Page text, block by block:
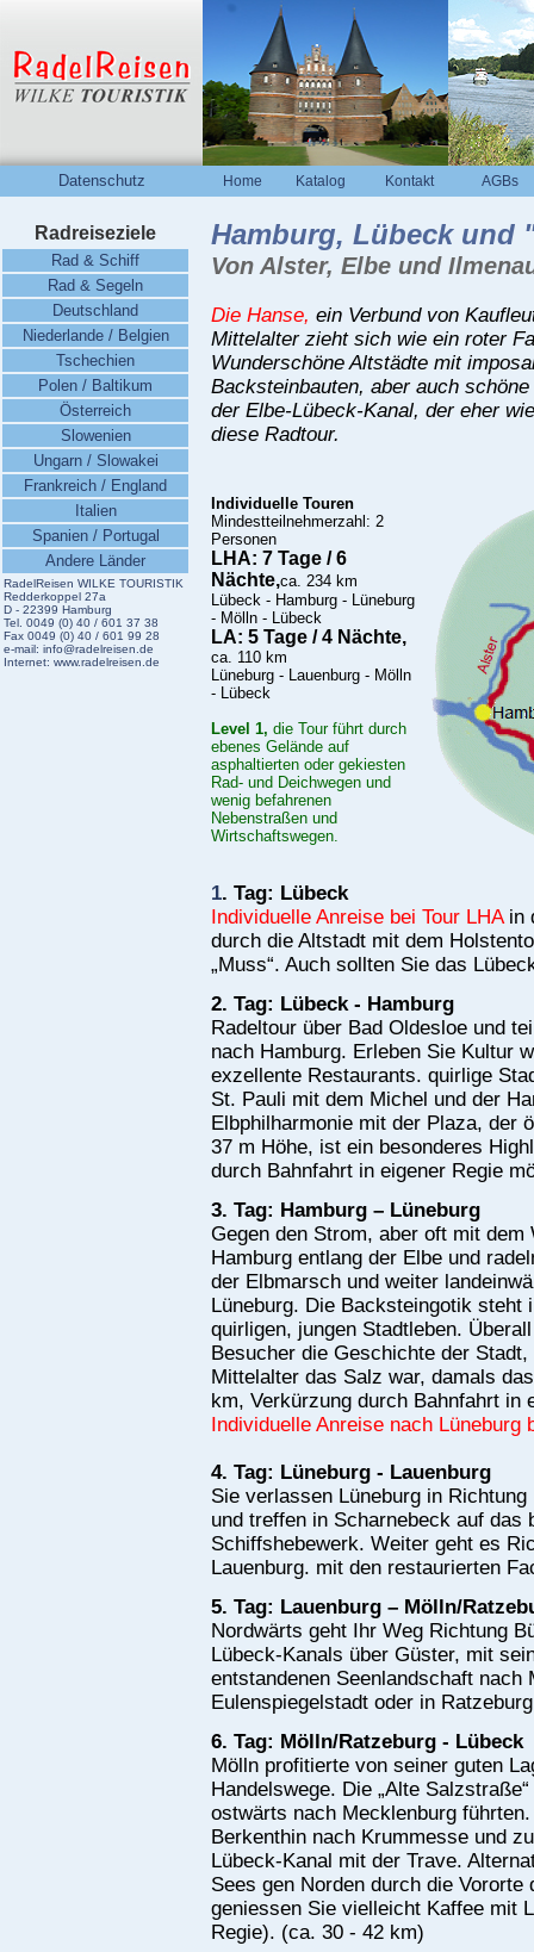
Datenschutz Home Katalog Kontakt AGBs
Radreiseziele
Rad & Schiff
Rad & Segeln
Deutschland
Niederlande / Belgien
Tschechien
Polen / Baltikum
Österreich
Slowenien
Ungarn / Slowakei
Frankreich / England
Italien
Spanien / Portugal
Andere Länder
RadelReisen WILKE TOURISTIK
Redderkoppel 27a
D - 22399 Hamburg
Tel. 0049 (0) 40 / 601 37 38
Fax 0049 (0) 40 / 601 99 28
e-mail: info@radelreisen.de
Internet: www.radelreisen.de
Hamburg, Lübeck und
Von Alster, Elbe und
Die Hanse, ein Verbund von
Mittelalter zieht sich wie ein roter
Wunderschöne Altstädte mit
Backsteinbauten, aber auch
der Elbe-Lübeck-Kanal, der eher
diese Radtour.
Individuelle Touren
Mindestteilnehmerzahl: 2
Personen
LHA: 7 Tage / 6
Nächte,ca. 234 km
Lübeck - Hamburg - Lüneburg
- Mölln - Lübeck
LA: 5 Tage / 4 Nächte,
ca. 110 km
Lüneburg - Lauenburg - Mölln
- Lübeck
Level 1, die Tour führt durch
ebenes Gelände auf
asphaltierten oder gekiesten
Rad- und Deichwegen und
wenig befahrenen
Nebenstraßen und
Wirtschaftswegen.
1. Tag: Lübeck
Individuelle Anreise bei Tour LHAin
durch die Altstadt mit dem
„Muss“. Auch sollten Sie das
2. Tag: Lübeck - Hamburg
Radeltour über Bad Oldesloe und
nach Hamburg. Erleben Sie Kultur
exzellente Restaurants. quirlige
St. Pauli mit dem Michel und der
Elbphilharmonie mit der Plaza, der
37 m Höhe, ist ein besonderes
durch Bahnfahrt in eigener Regie
3. Tag: Hamburg – Lüneburg
Gegen den Strom, aber oft mit
Hamburg entlang der Elbe und
der Elbmarsch und weiter
Lüneburg. Die Backsteingotik steht
quirligen, jungen Stadtleben.
Besucher die Geschichte der
Mittelalter das Salz war, damals
km, Verkürzung durch Bahnfahrt in
Individuelle Anreise nach Lüneburg
4. Tag: Lüneburg - Lauenburg
Sie verlassen Lüneburg in
und treffen in Scharnebeck auf das
Schiffshebewerk. Weiter geht es
Lauenburg. mit den restaurierten
5. Tag: Lauenburg – Mölln/
Nordwärts geht Ihr Weg Richtung
Lübeck-Kanals über Güster, mit
entstandenen Seenlandschaft nach
Eulenspiegelstadt oder in
6. Tag: Mölln/Ratzeburg - Lübeck
Mölln profitierte von seiner guten
Handelswege. Die „Alte
ostwärts nach Mecklenburg
Berkenthin nach Krummesse und
Lübeck-Kanal mit der Trave.
Sees gen Norden durch die Vororte
geniessen Sie vielleicht Kaffee mit
Regie). (ca. 30 - 42 km)